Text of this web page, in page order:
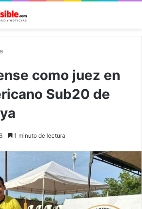
como juez en
Sub20 de
1 minuto de lectura